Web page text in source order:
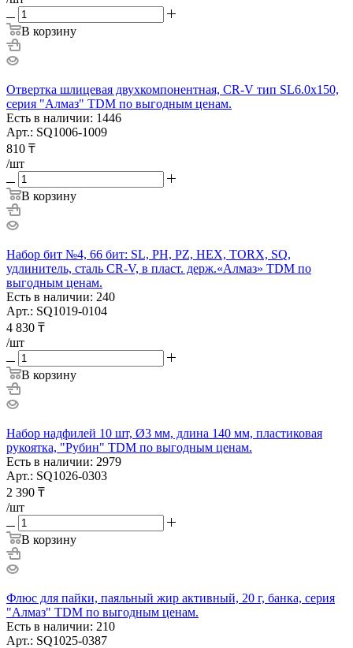
В корзину
Отвертка шлицевая двухкомпонентная, CR-V тип SL6.0x150,
серия "Алмаз" TDM по выгодным ценам.
Есть в наличии: 1446
Арт.: SQ1006-1009
810 ₸
/шт
В корзину
Набор бит №4, 66 бит: SL, PH, PZ, HEX, TORX, SQ,
удлинитель, сталь CR-V, в пласт. держ.«Алмаз» TDM по
выгодным ценам.
Есть в наличии: 240
Арт.: SQ1019-0104
4 830 ₸
/шт
В корзину
Набор надфилей 10 шт, Ø3 мм, длина 140 мм, пластиковая
рукоятка, "Рубин" TDM по выгодным ценам.
Есть в наличии: 2979
Арт.: SQ1026-0303
2 390 ₸
/шт
В корзину
Флюс для пайки, паяльный жир активный, 20 г, банка, серия
"Алмаз" TDM по выгодным ценам.
Есть в наличии: 210
Арт.: SQ1025-0387